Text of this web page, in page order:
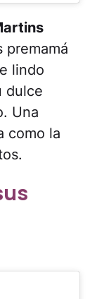
premamá
lindo
dulce
Una
como la